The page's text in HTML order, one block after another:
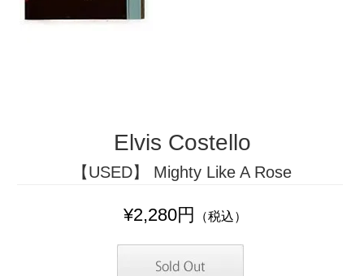
Elvis Costello
【USED】 Mighty Like A Rose
¥2,280円 （税込）